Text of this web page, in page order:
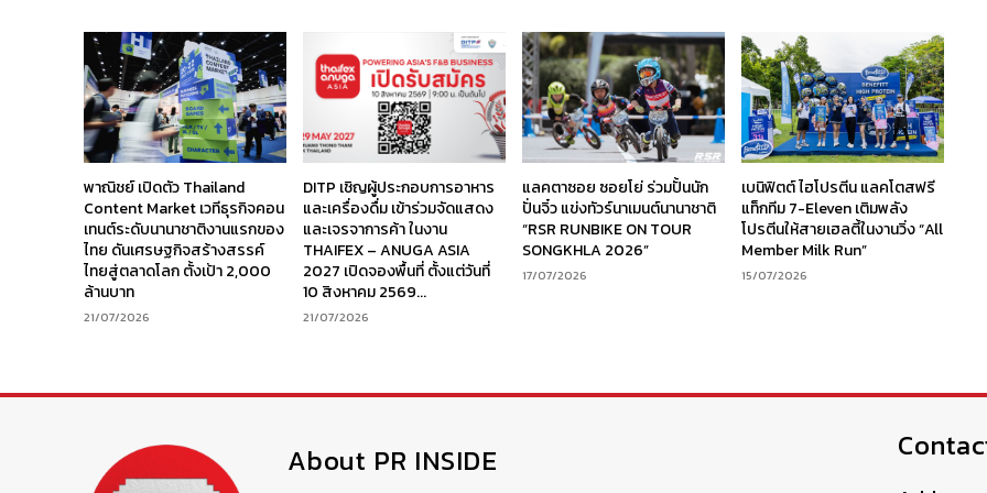
พาณิชย์ เปิดตัว Thailand
Content Market เวทีธุรกิจคอน
เทนต์ระดับนานาชาติงานแรกของ
ไทย ดันเศรษฐกิจสร้างสรรค์
ไทยสู่ตลาดโลก ตั้งเป้า 2,000
ล้านบาท
21/07/2026
DITP เชิญผู้ประกอบการอาหาร
และเครื่องดื่ม เข้าร่วมจัดแสดง
และเจรจาการค้า ในงาน
THAIFEX – ANUGA ASIA
2027 เปิดจองพื้นที่ ตั้งแต่วันที่
10 สิงหาคม 2569...
21/07/2026
แลคตาซอย ซอยโย่ ร่วมปั้นนัก
ปั่นจิ๋ว แข่งทัวร์นาเมนต์นานาชาติ
“RSR RUNBIKE ON TOUR
SONGKHLA 2026”
17/07/2026
เบนิฟิตต์ ไฮโปรตีน แลคโตสฟรี
แท็กทีม 7-Eleven เติมพลัง
โปรตีนให้สายเฮลตี้ในงานวิ่ง “All
Member Milk Run”
15/07/2026
About PR INSIDE